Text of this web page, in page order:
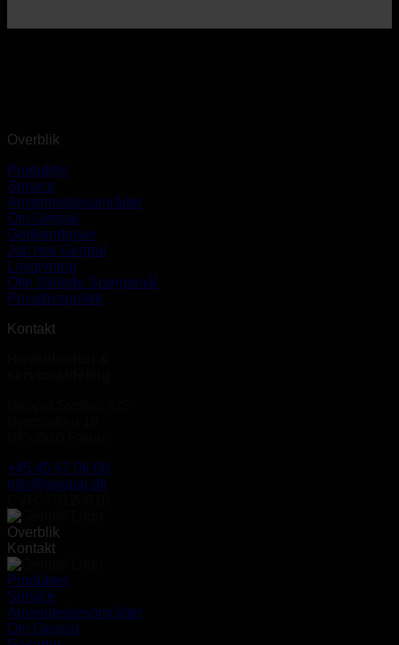
Overblik
Produkter
Service
Anvendelsesområder
Om Geopal
Godkendelser
Job hos Geopal
Lovgivning
Ofte Stillede Spørgsmål
Privatlivspolitik
Kontakt
+45 45 67 06 00
info@geopal.dk
Overblik
Kontakt
Produkter
Service
Anvendelsesområder
Om Geopal